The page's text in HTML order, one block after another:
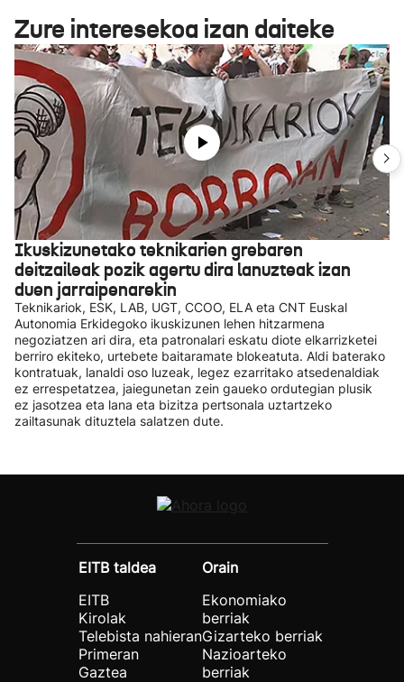
Zure interesekoa izan daiteke
Ikuskizunetako teknikarien grebaren
deitzaileak pozik agertu dira lanuzteak izan
duen jarraipenarekin
Teknikariok, ESK, LAB, UGT, CCOO, ELA eta CNT Euskal
Autonomia Erkidegoko ikuskizunen lehen hitzarmena
negoziatzen ari dira, eta patronalari eskatu diote elkarrizketei
berriro ekiteko, urtebete baitaramate blokeatuta. Aldi baterako
kontratuak, lanaldi oso luzeak, legez ezarritako atsedenaldiak
ez errespetatzea, jaiegunetan zein gaueko ordutegian plusik
ez jasotzea eta lana eta bizitza pertsonala uztartzeko
zailtasunak dituztela salatzen dute.
EITB taldea
EITB
Kirolak
Telebista nahieran
Primeran
Gaztea
Orain
Ekonomiako
berriak
Gizarteko berriak
Nazioarteko
berriak